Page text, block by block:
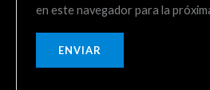
en este navegador para la